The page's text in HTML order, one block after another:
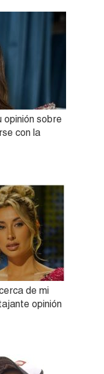
opinión sobre
con la
de mi
opinión